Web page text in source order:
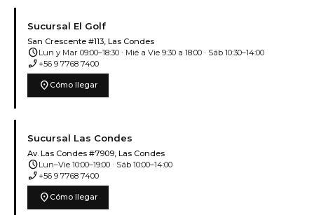
Sucursal El Golf
San Crescente #113, Las Condes
scheduleLun y Mar 09:00–18:30 · Mié a Vie 9:30 a 18:00 · Sáb 10:30–14:00
phone_enabled +56 9 7768 7400
location_on Cómo llegar
Sucursal Las Condes
Av. Las Condes #7909, Las Condes
scheduleLun–Vie 10:00–19:00 · Sáb 10:00–14:00
phone_enabled +56 9 7768 7400
location_on Cómo llegar